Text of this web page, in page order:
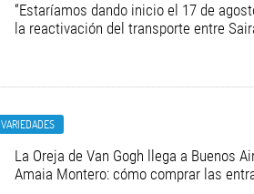
“Estaríamos dando inicio el 17 de
la reactivación del transporte entre
VARIEDADES
La Oreja de Van Gogh llega a Buenos
Amaia Montero: cómo comprar las